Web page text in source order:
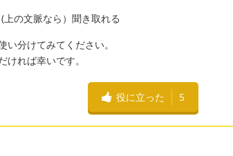
の文脈なら）聞き取れる
い分けてみてください。
ければ幸いです。
役に立った 5